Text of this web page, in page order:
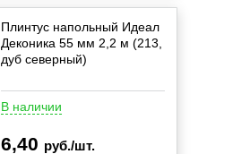
Плинтус напольный Идеал
Деконика 55 мм 2,2 м (213,
дуб северный)
В наличии
6,40 руб./шт.